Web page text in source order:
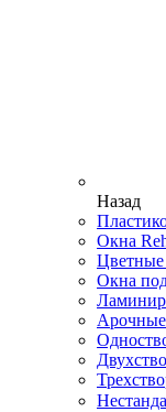
Назад
Окна
Цветные
Окна